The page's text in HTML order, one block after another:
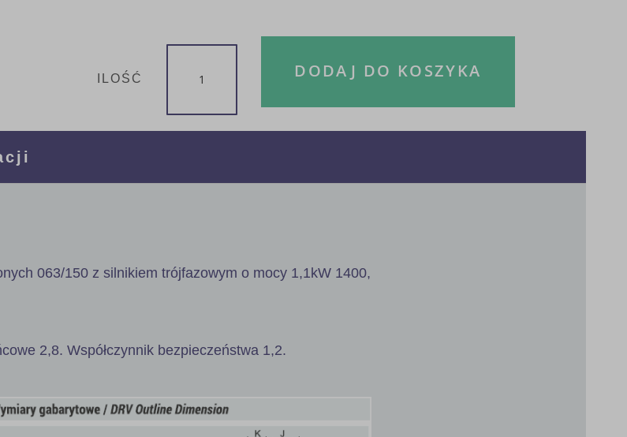
ILOŚĆ DODAJ DO KOSZYKA
063/150 z silnikiem trójfazowym o mocy 1,1kW 1400,
2,8. Współczynnik bezpieczeństwa 1,2.